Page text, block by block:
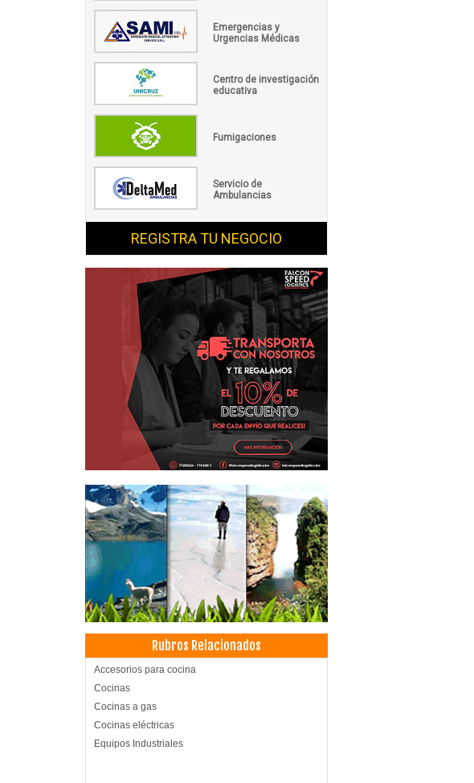
Emergencias y
Urgencias Médicas
Centro de investigación
educativa
Fumigaciones
Servicio de
Ambulancias
REGISTRA TU NEGOCIO
Rubros Relacionados
Accesorios para cocina
Cocinas
Cocinas a gas
Cocinas eléctricas
Equipos Industriales